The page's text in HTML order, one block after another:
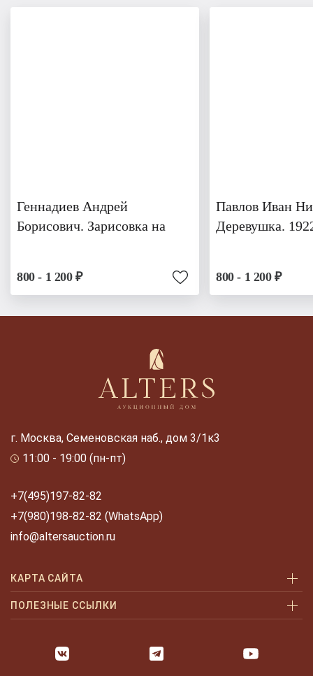
Геннадиев Андрей
Борисович. Зарисовка на
800 - 1 200 ₽
Павлов Иван
Деревушка.
800 - 1 200 ₽
г. Москва, Семеновская наб., дом 3/1к3
11:00 - 19:00 (пн-пт)
+7(495)197-82-82
+7(980)198-82-82 (WhatsApp)
info@altersauction.ru
КАРТА САЙТА
Аукционы
Как продать
ПОЛЕЗНЫЕ ССЫЛКИ
Оплата и доставка